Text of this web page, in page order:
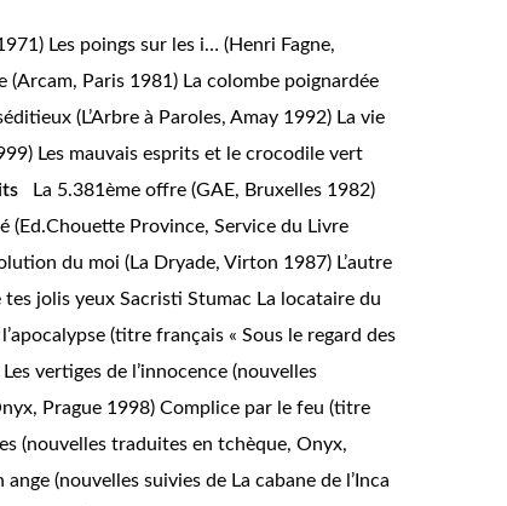
Les poings sur les i… (Henri Fagne,
(Arcam, Paris 1981) La colombe poignardée
(L’Arbre à Paroles, Amay 1992) La vie
Les mauvais esprits et le crocodile vert
La 5.381ème offre (GAE, Bruxelles 1982)
(Ed.Chouette Province, Service du Livre
du moi (La Dryade, Virton 1987) L’autre
tes jolis yeux Sacristi Stumac La locataire du
(titre français « Sous le regard des
Les vertiges de l’innocence (nouvelles
Prague 1998) Complice par le feu (titre
(nouvelles traduites en tchèque, Onyx,
ange (nouvelles suivies de La cabane de l’Inca